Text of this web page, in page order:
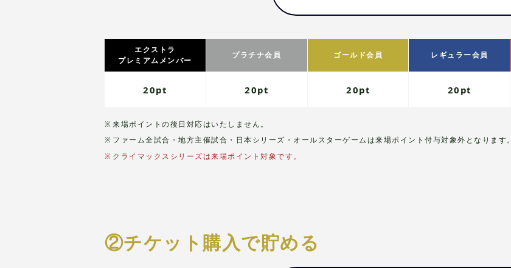
エクストラ
プレミアムメンバー
20pt
プラチナ会員
20pt
ゴールド会員
20pt
レギュラー会員
20pt
来場ポイントの後日対応はいたしません。
ファーム全試合・地方主催試合・日本シリーズ・オールスターゲームは来場ポイント付与対象外となります。
クライマックスシリーズは来場ポイント対象です。
②チケット購入で貯める